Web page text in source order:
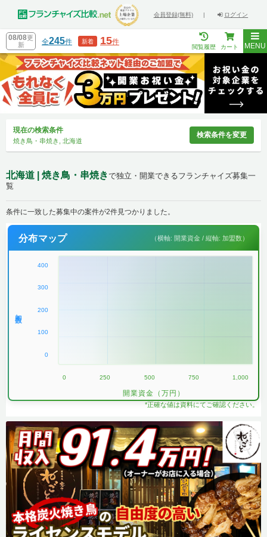
会員登録(無料) | ログイン
08/08更
新
全245件 新着 15件
閲覧履歴 カート MENU
現在の検索条件
焼き鳥・串焼き, 北海道
検索条件を変更
北海道 | 焼き鳥・串焼きで独立・開業できるフランチャイズ募集一
覧
条件に一致した募集中の案件が2件見つかりました。
分布マップ （横軸: 開業資金 / 縦軸: 加盟数）
400
300
200
100
0
0 250 500 750 1,000
開業資金（万円）
*正確な値は資料にてご確認ください。